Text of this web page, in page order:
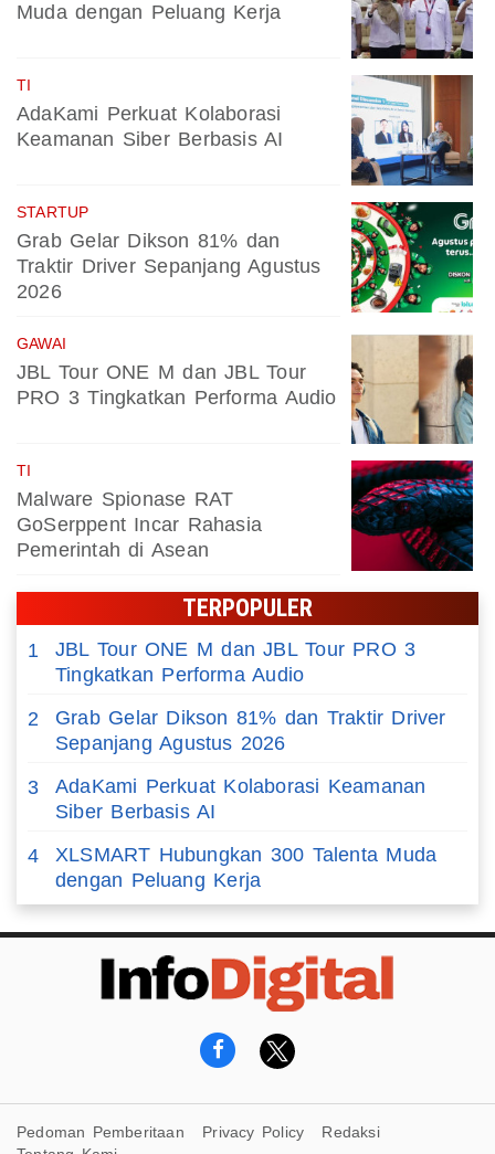
Muda dengan Peluang Kerja
TI
AdaKami Perkuat Kolaborasi
Keamanan Siber Berbasis AI
STARTUP
Grab Gelar Dikson 81% dan
Traktir Driver Sepanjang Agustus
2026
GAWAI
JBL Tour ONE M dan JBL Tour
PRO 3 Tingkatkan Performa Audio
TI
Malware Spionase RAT
GoSerppent Incar Rahasia
Pemerintah di Asean
TERPOPULER
1
JBL Tour ONE M dan JBL Tour PRO 3
Tingkatkan Performa Audio
2
Grab Gelar Dikson 81% dan Traktir Driver
Sepanjang Agustus 2026
3
AdaKami Perkuat Kolaborasi Keamanan
Siber Berbasis AI
4
XLSMART Hubungkan 300 Talenta Muda
dengan Peluang Kerja
Pedoman Pemberitaan Privacy Policy
Redaksi